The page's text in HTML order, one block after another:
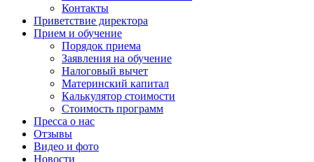
Контакты
Приветствие директора
Прием и обучение
Порядок приема
Заявления на обучение
Налоговый вычет
Материнский капитал
Калькулятор стоимости
Стоимость программ
Пресса о нас
Отзывы
Видео и фото
Новости